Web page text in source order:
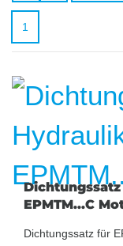
1
EPMTM...C
Dichtungssatz für